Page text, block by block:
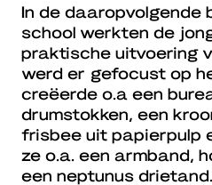
In de daaropvolgende
school werkten de
praktische uitvoering
werd er gefocust op
creëerde o.a een
drumstokken, een
frisbee uit papierpulp
ze o.a. een armband,
een neptunus drietand.